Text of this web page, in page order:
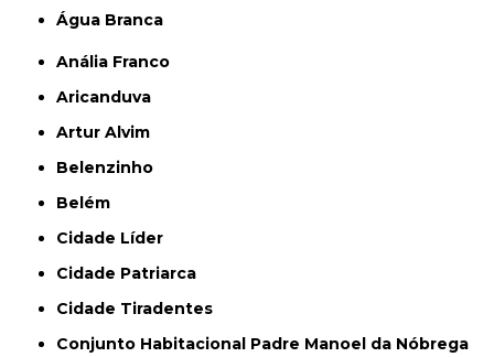
Água Branca
Anália Franco
Aricanduva
Artur Alvim
Belenzinho
Belém
Cidade Líder
Cidade Patriarca
Cidade Tiradentes
Conjunto Habitacional Padre Manoel da Nóbrega